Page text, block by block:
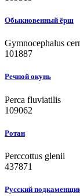
Обыкновенный ёрш
Gymnocephalus
101887
Речной окунь
Perca fluviatilis
109062
Ротан
Perccottus glenii
437871
Русский